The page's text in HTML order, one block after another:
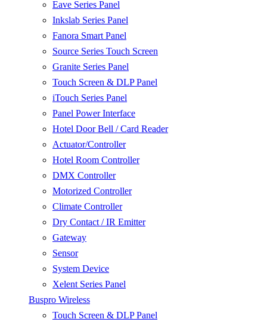
Eave Series Panel
Inkslab Series Panel
Fanora Smart Panel
Source Series Touch Screen
Granite Series Panel
Touch Screen & DLP Panel
iTouch Series Panel
Panel Power Interface
Hotel Door Bell / Card Reader
Actuator/Controller
Hotel Room Controller
DMX Controller
Motorized Controller
Climate Controller
Dry Contact / IR Emitter
Gateway
Sensor
System Device
Xelent Series Panel
Buspro Wireless
Touch Screen & DLP Panel